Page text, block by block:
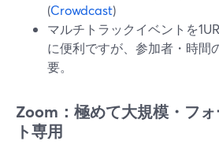
(Crowdcast)
マルチトラックイベントを
に便利ですが、参加者・時間
要。
Zoom：極めて大規模・フ
ト専用